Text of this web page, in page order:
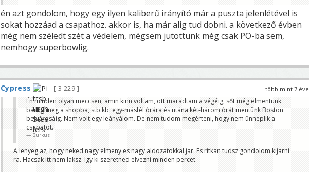
én azt gondolom, hogy egy ilyen kaliberű irányító már a puszta jelenlétével is
sokat hozzáad a csapathoz. akkor is, ha már alig tud dobni. a következő évben
még nem széledt szét a védelem, mégsem jutottunk még csak PO-ba sem,
nemhogy superbowlig.
több mint 7 éve
Cypress
3 229
Én minden olyan meccsen, amin kinn voltam, ott maradtam a végéig, sőt még elmentünk
bárba meg a shopba, stb.kb. egy-másfél órára és utána két-három órát mentünk Boston
belvárosáig. Nem volt egy leányálom. De nem tudom megérteni, hogy nem ünneplik a
csapatot.
Burkus
A lenyeg az, hogy neked nagy elmeny es nagy aldozatokkal jar. Es ritkan tudsz gondolom kijarni
ra. Hacsak itt nem laksz. Igy ki szeretned elvezni minden percet.